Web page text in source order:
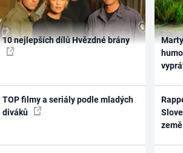
10 nejlepších dílů Hvězdné brány
TOP filmy a seriály podle mladých
diváků